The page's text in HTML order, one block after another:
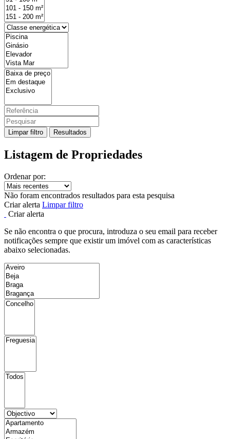
Limpar filtro Resultados
Listagem de Propriedades
Ordenar por:
Não foram encontrados resultados para esta pesquisa
Criar alerta Limpar filtro
Criar alerta
Se não encontra o que procura, introduza o seu email para receber
notificações sempre que existir um imóvel com as características
abaixo selecionadas.